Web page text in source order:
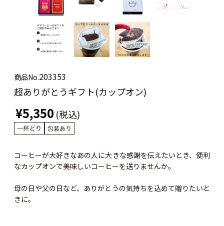
商品No.203353
超ありがとうギフト(カップオン)
¥5,350 (税込)
コーヒーが大好きなあの人に大きな感謝を伝えたいとき、便利
なカップオンで美味しいコーヒーを送りませんか。
母の日や父の日など、ありがとうの気持ちを込めて贈りたいと
きに。